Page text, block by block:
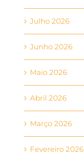
Julho 2026
Junho 2026
Maio 2026
Abril 2026
Março 2026
Fevereiro 2026